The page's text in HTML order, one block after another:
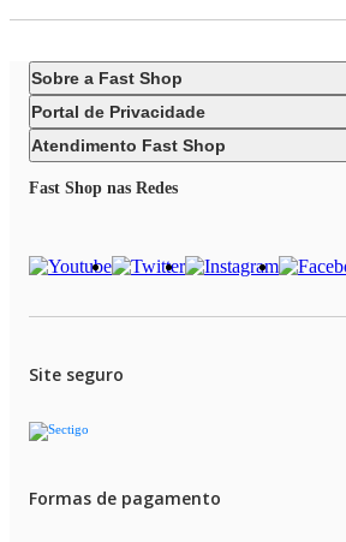
Sobre a Fast Shop
Portal de Privacidade
Atendimento Fast Shop
Fast Shop nas Redes
Site seguro
Formas de pagamento